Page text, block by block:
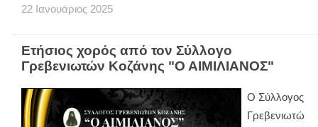
22 Ιανουάριος 2025
Ετήσιος χορός από τον Σύλλογο
Γρεβενιωτών Κοζάνης "Ο ΑΙΜΙΛΙΑΝΟΣ"
Ο Σύλλογος
Γρεβενιωτώ